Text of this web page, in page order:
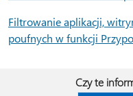
Filtrowanie aplikacji,
poufnych w funkcji
Czy te